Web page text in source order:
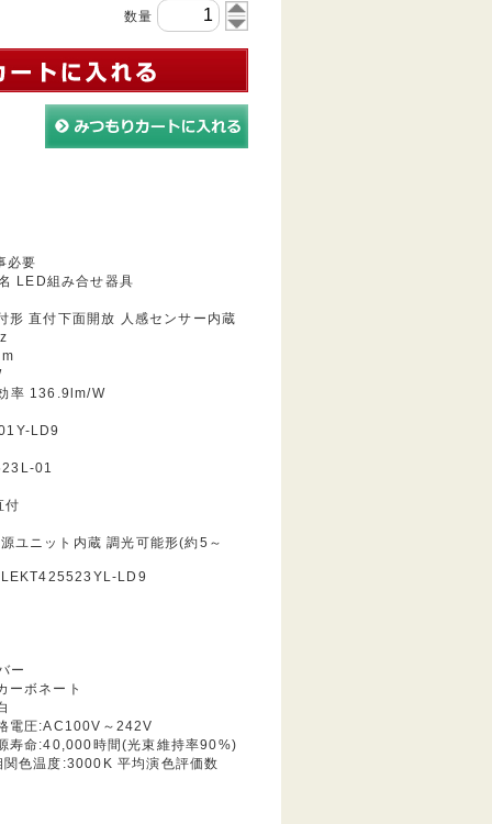
数量
要
LED組み合せ器具
形 直付下面開放 人感センサー内蔵
率 136.9lm/W
LD9
01
付
ユニット内蔵 調光可能形(約5～
LEKT425523YL-LD9
ー
ーボネート
電圧:AC100V～242V
寿命:40,000時間(光束維持率90%)
色温度:3000K 平均演色評価数